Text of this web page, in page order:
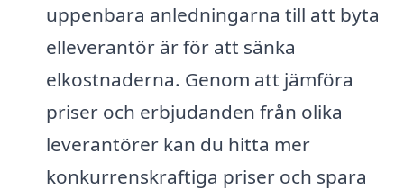
uppenbara anledningarna till att byta
elleverantör är för att sänka
elkostnaderna. Genom att jämföra
priser och erbjudanden från olika
leverantörer kan du hitta mer
konkurrenskraftiga priser och spara